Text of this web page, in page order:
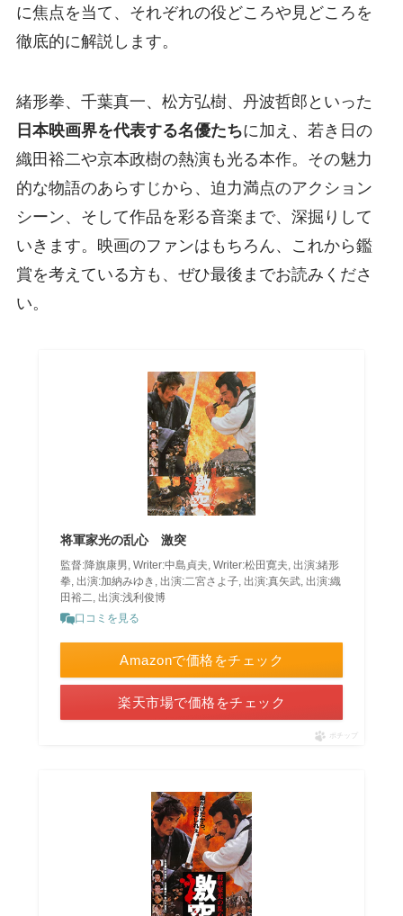
に焦点を当て、それぞれの役どころや見どころを
徹底的に解説します。
緒形拳、千葉真一、松方弘樹、丹波哲郎といった
日本映画界を代表する名優たちに加え、若き日の
織田裕二や京本政樹の熱演も光る本作。その魅力
的な物語のあらすじから、迫力満点のアクション
シーン、そして作品を彩る音楽まで、深掘りして
いきます。映画のファンはもちろん、これから鑑
賞を考えている方も、ぜひ最後までお読みくださ
い。
将軍家光の乱心 激突
監督:降旗康男, Writer:中島貞夫, Writer:松田寛夫, 出演:緒形
拳, 出演:加納みゆき, 出演:二宮さよ子, 出演:真矢武, 出演:織
田裕二, 出演:浅利俊博
口コミを見る
Amazonで価格をチェック
楽天市場で価格をチェック
ポチップ